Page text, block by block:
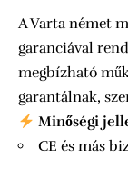
A Varta német
garanciával
megbízható
garantálnak,
Minőségi
CE és más